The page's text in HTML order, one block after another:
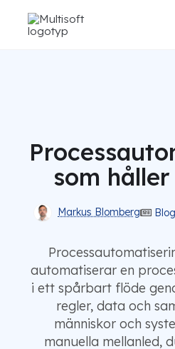
som
Markus Blomberg
automatiserar en
i ett spårbart flöde
regler, data och
människor och
manuella mellanled,